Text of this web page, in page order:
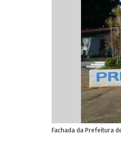
Fachada da Prefeitura